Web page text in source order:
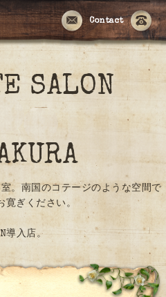
Contact
SALON
。南国のコテージのような空間で
寛ぎください。
導入店。